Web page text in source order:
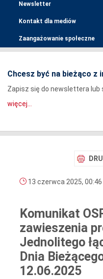
Newsletter
Kontakt dla mediów
Zaangażowanie społeczne
Chcesz być na bieżąco z
Zapisz się do newslettera lub
więcej...
13 czerwca 2025, 00:46
Komunikat
zawieszenia
Jednolitego
Dnia
12.06.2025